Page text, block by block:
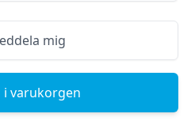
mig
i varukorgen